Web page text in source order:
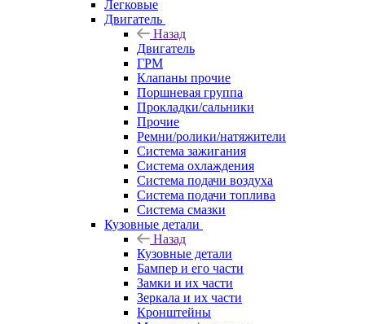
Легковые
Двигатель
Назад
Двигатель
ГРМ
Клапаны прочие
Поршневая группа
Прокладки/сальники
Прочие
Ремни/ролики/натяжители
Система зажигания
Система охлаждения
Система подачи воздуха
Система подачи топлива
Система смазки
Кузовные детали
Назад
Кузовные детали
Бампер и его части
Замки и их части
Зеркала и их части
Кронштейны